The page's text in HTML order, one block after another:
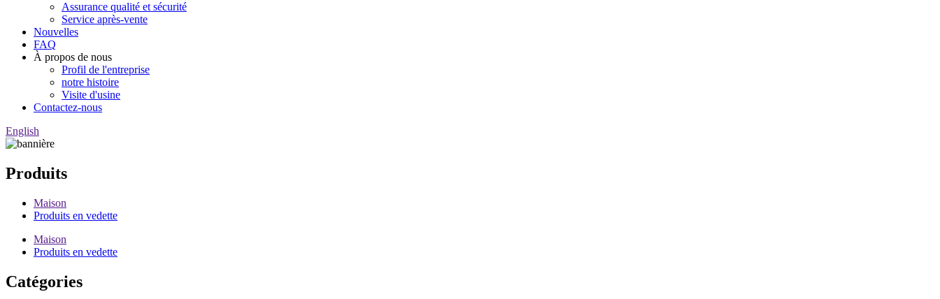
Assurance qualité et sécurité
Service après-vente
Nouvelles
FAQ
À propos de nous
Profil de l'entreprise
notre histoire
Visite d'usine
Contactez-nous
English
Produits
Maison
Produits en vedette
Maison
Produits en vedette
Catégories